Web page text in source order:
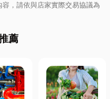
，請依與店家實際交易協議為
薦